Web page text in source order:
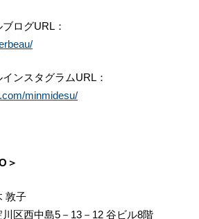
ログURL：
ンスタグラムURL：
minmidesu/
＞
敦子
区西中島5－13－12 谷ビル8階